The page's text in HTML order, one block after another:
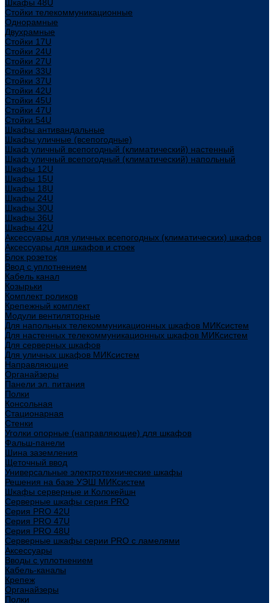
Шкафы 48U
Стойки телекоммуникационные
Однорамные
Двухрамные
Стойки 17U
Стойки 24U
Стойки 27U
Стойки 33U
Стойки 37U
Стойки 42U
Стойки 45U
Стойки 47U
Стойки 54U
Шкафы антивандальные
Шкафы уличные (всепогодные)
Шкаф уличный всепогодный (климатический) настенный
Шкаф уличный всепогодный (климатический) напольный
Шкафы 12U
Шкафы 15U
Шкафы 18U
Шкафы 24U
Шкафы 30U
Шкафы 36U
Шкафы 42U
Аксессуары для уличных всепогодных (климатических) шкафов
Аксессуары для шкафов и стоек
Блок розеток
Ввод с уплотнением
Кабель канал
Козырьки
Комплект роликов
Крепежный комплект
Модули вентиляторные
Для напольных телекоммуникационных шкафов МИКсистем
Для настенных телекоммуникационных шкафов МИКсистем
Для серверных шкафов
Для уличных шкафов МИКсистем
Направляющие
Органайзеры
Панели эл. питания
Полки
Консольная
Стационарная
Стенки
Уголки опорные (направляющие) для шкафов
Фальш-панели
Шина заземления
Щеточный ввод
Универсальные электротехнические шкафы
Решения на базе УЭШ МИКсистем
Шкафы серверные и Колокейшн
Серверные шкафы серия PRO
Серия PRO 42U
Серия PRO 47U
Серия PRO 48U
Серверные шкафы серии PRO с ламелями
Аксессуары
Вводы с уплотнением
Кабель-каналы
Крепеж
Органайзеры
Полки